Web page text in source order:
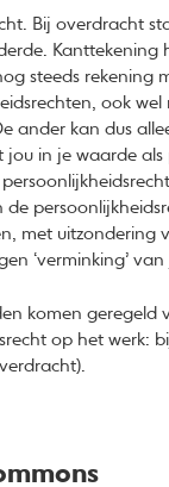
Bij overdracht
Kanttekening
steeds rekening
ook wel
ander kan dus
jou in je waarde
de
met uitzondering
‘verminking’ van
komen geregeld
op het werk: